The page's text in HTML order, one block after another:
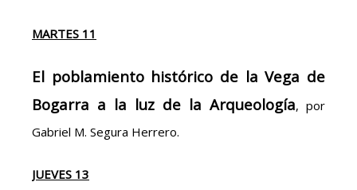
MARTES 11
El poblamiento histórico de la Vega de
Bogarra a la luz de la Arqueología, por
Gabriel M. Segura Herrero.
JUEVES 13